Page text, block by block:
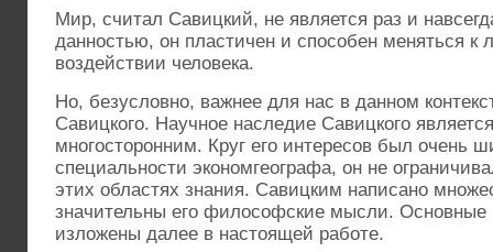
Мир, считал Савицкий, не является раз и
данностью, он пластичен и способен меняться к
воздействии человека.
Но, безусловно, важнее для нас в данном
Савицкого. Научное наследие Савицкого
многосторонним. Круг его интересов был очень
специальности экономгеографа, он не
этих областях знания. Савицким написано
значительны его философские мысли. Основные
изложены далее в настоящей работе.